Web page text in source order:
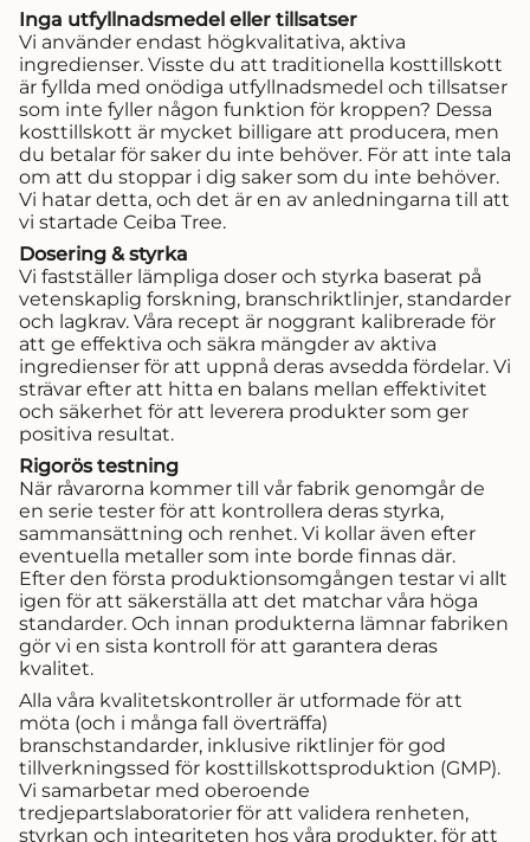
Inga utfyllnadsmedel eller tillsatser
Vi använder endast högkvalitativa, aktiva
ingredienser. Visste du att traditionella kosttillskott
är fyllda med onödiga utfyllnadsmedel och tillsatser
som inte fyller någon funktion för kroppen? Dessa
kosttillskott är mycket billigare att producera, men
du betalar för saker du inte behöver. För att inte tala
om att du stoppar i dig saker som du inte behöver.
Vi hatar detta, och det är en av anledningarna till att
vi startade Ceiba Tree.
Dosering & styrka
Vi fastställer lämpliga doser och styrka baserat på
vetenskaplig forskning, branschriktlinjer, standarder
och lagkrav. Våra recept är noggrant kalibrerade för
att ge effektiva och säkra mängder av aktiva
ingredienser för att uppnå deras avsedda fördelar. Vi
strävar efter att hitta en balans mellan effektivitet
och säkerhet för att leverera produkter som ger
positiva resultat.
Rigorös testning
När råvarorna kommer till vår fabrik genomgår de
en serie tester för att kontrollera deras styrka,
sammansättning och renhet. Vi kollar även efter
eventuella metaller som inte borde finnas där.
Efter den första produktionsomgången testar vi allt
igen för att säkerställa att det matchar våra höga
standarder. Och innan produkterna lämnar fabriken
gör vi en sista kontroll för att garantera deras
kvalitet.
Alla våra kvalitetskontroller är utformade för att
möta (och i många fall överträffa)
branschstandarder, inklusive riktlinjer för god
tillverkningssed för kosttillskottsproduktion (GMP).
Vi samarbetar med oberoende
tredjepartslaboratorier för att validera renheten,
styrkan och integriteten hos våra produkter, för att